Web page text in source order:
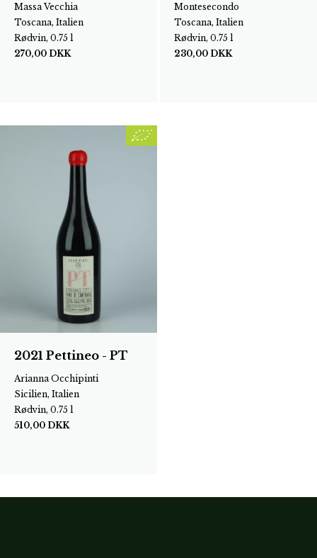
Massa Vecchia
Toscana, Italien
Rødvin, 0.75 l
270,00 DKK
Montesecondo
Toscana, Italien
Rødvin, 0.75 l
230,00 DKK
2021 Pettineo - PT
Arianna Occhipinti
Sicilien, Italien
Rødvin, 0.75 l
510,00 DKK